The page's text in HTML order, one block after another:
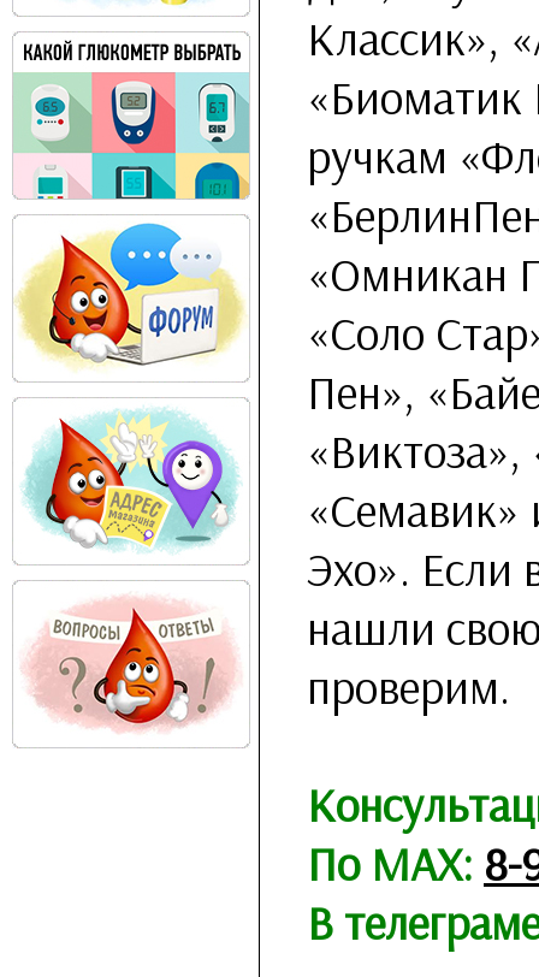
Классик»,
«Биоматик
ручкам
«Омникан
«Соло
Пен»,
«Семавик»
Эхо». Если
нашли
проверим.
По MAX: 8-
В